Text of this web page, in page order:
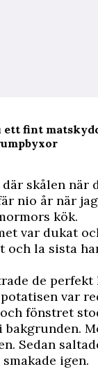
ett fint
skålen när
nio år när
kök.
var dukat
och la sista
de perfekt
var
fönstret
bakgrunden.
Sedan
igen.